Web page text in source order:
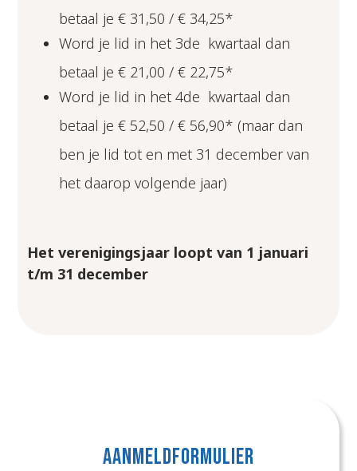
betaal je € 31,50 / € 34,25*
Word je lid in het 3de kwartaal dan
betaal je € 21,00 / € 22,75*
Word je lid in het 4de kwartaal dan
betaal je € 52,50 / € 56,90* (maar dan
ben je lid tot en met 31 december van
het daarop volgende jaar)
Het verenigingsjaar loopt van 1 januari
t/m 31 december
AANMELDFORMULIER